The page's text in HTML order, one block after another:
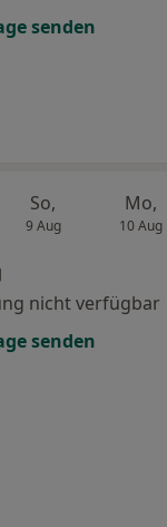
senden
So,
9 Aug
Mo,
10 Aug
nicht verfügbar
senden